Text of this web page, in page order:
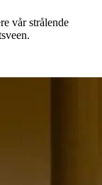
vår strålende